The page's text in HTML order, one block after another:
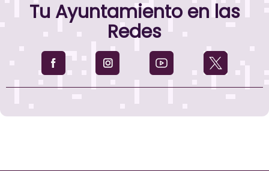
Tu Ayuntamiento en las
Redes